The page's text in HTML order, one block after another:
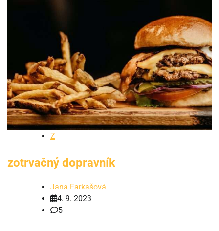
Z
zotrvačný dopravník
Jana Farkašová
4. 9. 2023
5